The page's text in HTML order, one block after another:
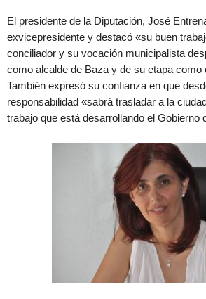
El presidente de la Diputación, José
exvicepresidente y destacó «su buen
conciliador y su vocación municipalista
como alcalde de Baza y de su etapa como
También expresó su confianza en que
responsabilidad «sabrá trasladar a la
trabajo que está desarrollando el Gobierno